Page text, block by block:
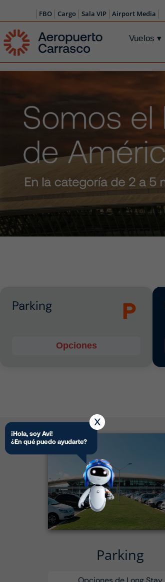
FBO Cargo Sala VIP Airport Media
Vuelos ▾
Parking
Opciones
Parking